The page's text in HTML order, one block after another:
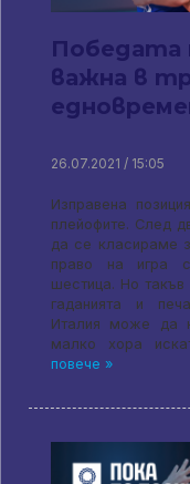
Победата
важна в
26.07.2021 / 15:05
Изправена
плейофите. След
да се класираме
право на игра
шестица. Но
гаданията и
Италия може да
малко хора
повече »